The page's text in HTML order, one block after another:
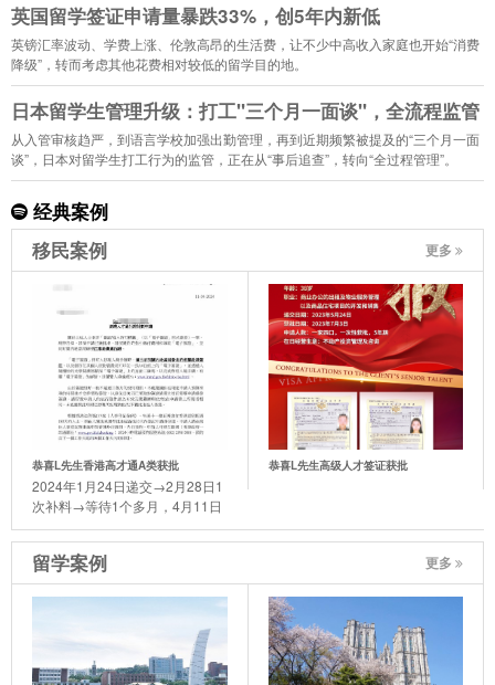
英国留学签证申请量暴跌33%，创5年内新低
英镑汇率波动、学费上涨、伦敦高昂的生活费，让不少中高收入家庭也开始“消费
降级”，转而考虑其他花费相对较低的留学目的地。
日本留学生管理升级：打工"三个月一面谈"，全流程监管
从入管审核趋严，到语言学校加强出勤管理，再到近期频繁被提及的“三个月一面
谈”，日本对留学生打工行为的监管，正在从“事后追查”，转向“全过程管理”。
经典案例
移民案例
更多
恭喜L先生香港高才通A类获批
2024年1月24日递交→2月28日1
次补料→等待1个多月，4月11日
迎来了喜讯。
恭喜L先生高级人才签证获批
留学案例 更多